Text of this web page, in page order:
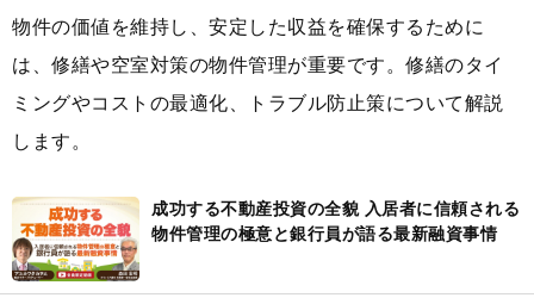
物件の価値を維持し、安定した収益を確保するために
は、修繕や空室対策の物件管理が重要です。修繕のタイ
ミングやコストの最適化、トラブル防止策について解説
します。
成功する不動産投資の全貌 入居者に信頼される
物件管理の極意と銀行員が語る最新融資事情